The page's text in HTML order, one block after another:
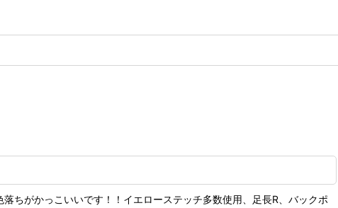
ちがかっこいいです！！イエローステッチ多数使用、足長R、バックポ